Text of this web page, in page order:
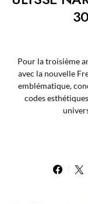
Pour la troisième
avec la nouvelle
emblématique,
codes